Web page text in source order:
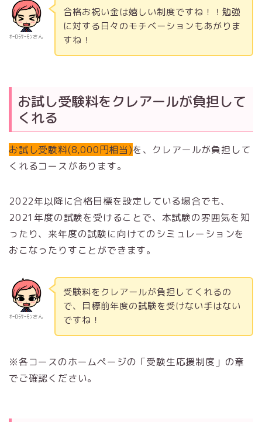
ｵｰﾛﾗｻｰﾓﾝさん
合格お祝い金は嬉しい制度ですね！！勉強
に対する日々のモチベーションもあがりま
すね！
お試し受験料をクレアールが負担して
くれる
お試し受験料(8,000円相当)を、クレアールが負担して
くれるコースがあります。
2022年以降に合格目標を設定している場合でも、
2021年度の試験を受けることで、本試験の雰囲気を知
ったり、来年度の試験に向けてのシミュレーションを
おこなったりすことができます。
ｵｰﾛﾗｻｰﾓﾝさん
受験料をクレアールが負担してくれるの
で、目標前年度の試験を受けない手はない
ですね！
※各コースのホームページの「受験生応援制度」の章
でご確認ください。